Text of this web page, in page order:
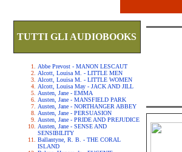
TUTTI GLI AUDIOBOOKS
Abbe Prevost - MANON LESCAUT
Alcott, Louisa M. - LITTLE MEN
Alcott, Louisa M. - LITTLE WOMEN
Alcott, Louisa May - JACK AND JILL
Austen, Jane - EMMA
Austen, Jane - MANSFIELD PARK
Austen, Jane - NORTHANGER ABBEY
Austen, Jane - PERSUASION
Austen, Jane - PRIDE AND PREJUDICE
Austen, Jane - SENSE AND
SENSIBILITY
Ballantyne, R. B. - THE CORAL
ISLAND